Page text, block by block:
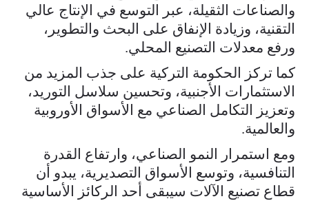
والصناعات الثقيلة، عبر التوسع في الإنتاج عالي
التقنية، وزيادة الإنفاق على البحث والتطوير،
ورفع معدلات التصنيع المحلي.
كما تركز الحكومة التركية على جذب المزيد من
الاستثمارات الأجنبية، وتحسين سلاسل التوريد،
وتعزيز التكامل الصناعي مع الأسواق الأوروبية
والعالمية.
ومع استمرار النمو الصناعي، وارتفاع القدرة
التنافسية، وتوسع الأسواق التصديرية، يبدو أن
قطاع تصنيع الآلات سيبقى أحد الركائز الأساسية